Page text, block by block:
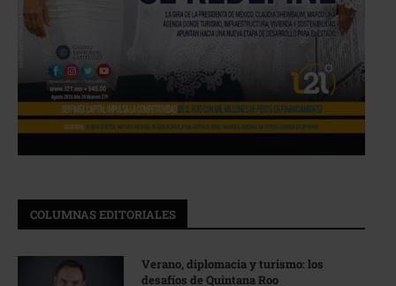
COLUMNAS EDITORIALES
Verano, diplomacia y turismo: los
desafíos de Quintana Roo